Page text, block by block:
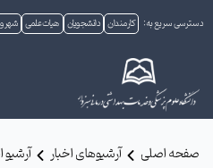
دسترسی سریع به: کارمندان دانشجویان هیات علمی
صفحه اصلی آرشیوهای اخبار
آرشیو